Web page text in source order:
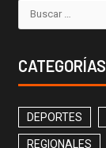
CATEGORÍAS
DEPORTES
REGIONALES